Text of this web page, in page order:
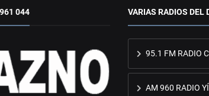
044 VARIAS RADIOS DEL
95.1 FM RADIO
AM 960 RADIO YÍ